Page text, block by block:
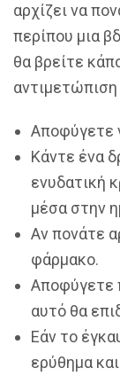
αρχίζει να
περίπου μια
θα βρείτε
Αποφύγετε
Κάντε ένα
ενυδατική
μέσα στην
Αν πονάτε
φάρμακο.
Αποφύγετε
αυτό θα
Εάν το
ερύθημα